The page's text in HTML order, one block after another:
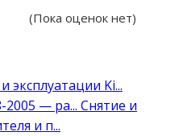
(Пока оценок нет)
эксплуатации Ki...
2005 — ра... Снятие и
и п...